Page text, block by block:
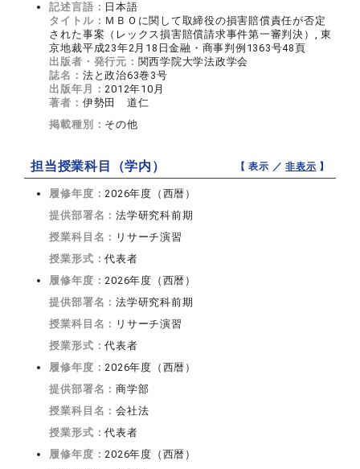
記述言語： 日本語
タイトル： ＭＢＯに関して取締役の損害賠償責任が否定
された事案（レックス損害賠償請求事件第一審判決）, 東
京地裁平成23年2月18日金融・商事判例1363号48頁
出版者・発行元： 関西学院大学法政学会
誌名： 法と政治63巻3号
出版年月：2012年10月
著者： 伊勢田 道仁
掲載種別： その他
担当授業科目（学内） 【 表示 ／非表示 】
履修年度：2026年度（西暦）
提供部署名：法学研究科前期
授業科目名： リサーチ演習
授業形式：代表者
履修年度：2026年度（西暦）
提供部署名：法学研究科前期
授業科目名： リサーチ演習
授業形式：代表者
履修年度：2026年度（西暦）
提供部署名：商学部
授業科目名：会社法
授業形式：代表者
履修年度：2026年度（西暦）